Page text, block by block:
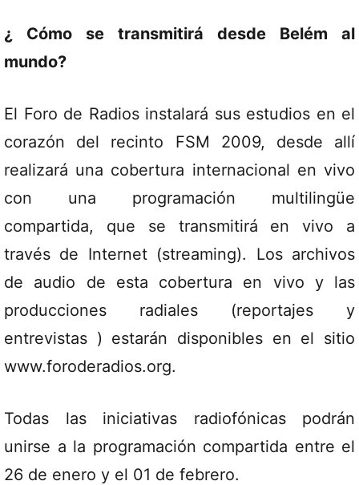
¿ Cómo se transmitirá desde Belém al
mundo?
El Foro de Radios instalará sus estudios en el
corazón del recinto FSM 2009, desde allí
realizará una cobertura internacional en vivo
con una programación multilingüe
compartida, que se transmitirá en vivo a
través de Internet (streaming). Los archivos
de audio de esta cobertura en vivo y las
producciones radiales (reportajes y
entrevistas ) estarán disponibles en el sitio
www.foroderadios.org.
Todas las iniciativas radiofónicas podrán
unirse a la programación compartida entre el
26 de enero y el 01 de febrero.